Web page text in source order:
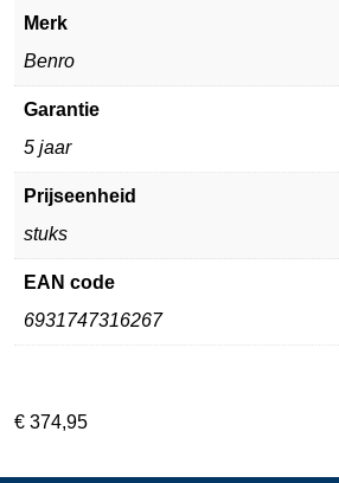
Merk
Benro
Garantie
5 jaar
Prijseenheid
stuks
EAN code
6931747316267
€ 374,95